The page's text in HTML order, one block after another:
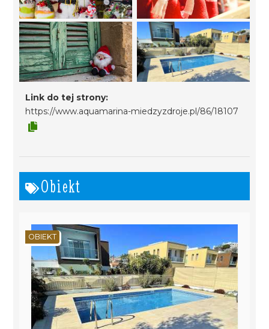
Link do tej strony:
https://www.aquamarina-miedzyzdroje.pl/86/18107
Obiekt
OBIEKT